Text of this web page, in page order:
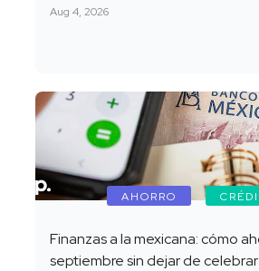
Aug 4, 2026
AHORRO
Finanzas a la mexicana: cómo
septiembre sin dejar de celebrar